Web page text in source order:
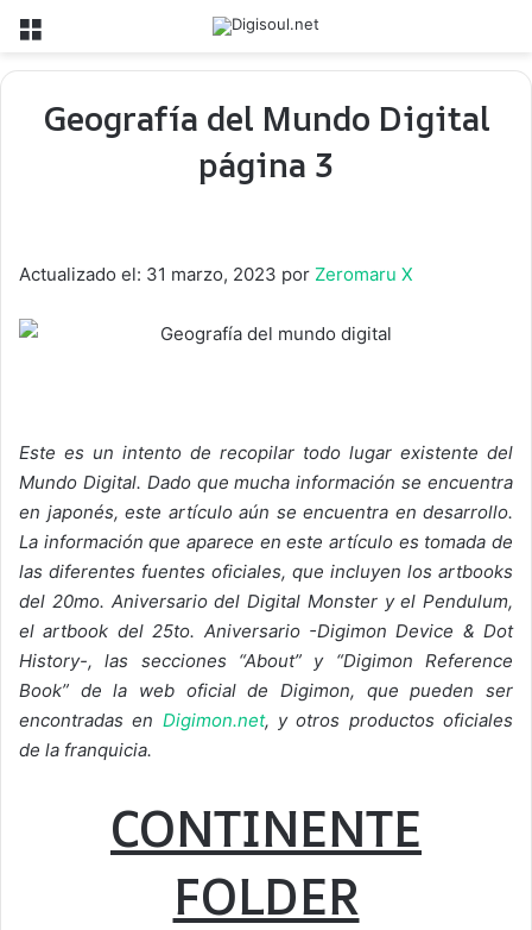
Menú
Geografía del Mundo Digital
página 3
Actualizado el: 31 marzo, 2023 por Zeromaru X
Este es un intento de recopilar todo lugar existente del
Mundo Digital. Dado que mucha información se encuentra
en japonés, este artículo aún se encuentra en desarrollo.
La información que aparece en este artículo es tomada de
las diferentes fuentes oficiales, que incluyen los artbooks
del 20mo. Aniversario del Digital Monster y el Pendulum,
el artbook del 25to. Aniversario -Digimon Device & Dot
History-, las secciones “About” y “Digimon Reference
Book” de la web oficial de Digimon, que pueden ser
encontradas en Digimon.net, y otros productos oficiales
de la franquicia.
CONTINENTE
FOLDER